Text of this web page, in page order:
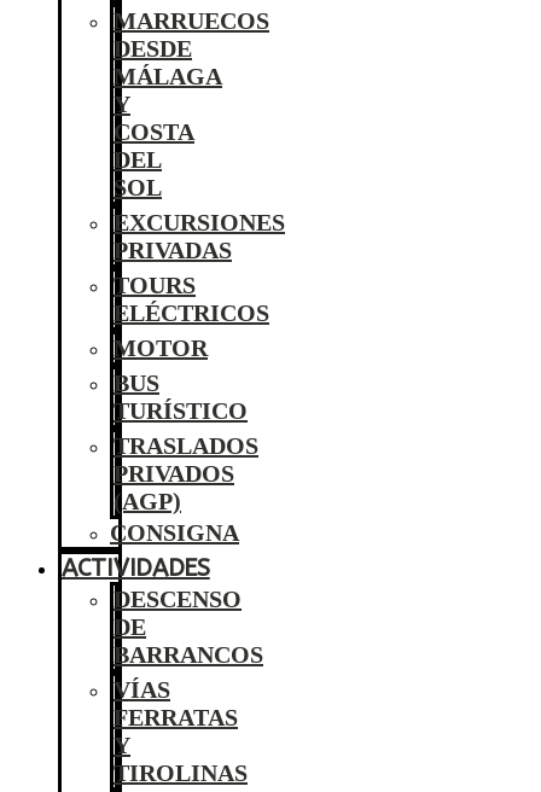
MARRUECOS
DESDE
MÁLAGA
Y
COSTA
DEL
SOL
EXCURSIONES
PRIVADAS
TOURS
ELÉCTRICOS
MOTOR
BUS
TURÍSTICO
TRASLADOS
PRIVADOS
(AGP)
CONSIGNA
ACTIVIDADES
DESCENSO
DE
BARRANCOS
VÍAS
FERRATAS
Y
TIROLINAS